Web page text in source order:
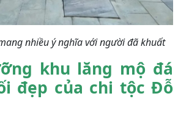
nhiều ý nghĩa với người đã khuất
khu lăng mộ đá
đẹp của chi tộc Đỗ